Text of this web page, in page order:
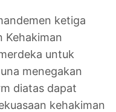
ketiga
Kehakiman
untuk
menegakan
diatas dapat
kehakiman